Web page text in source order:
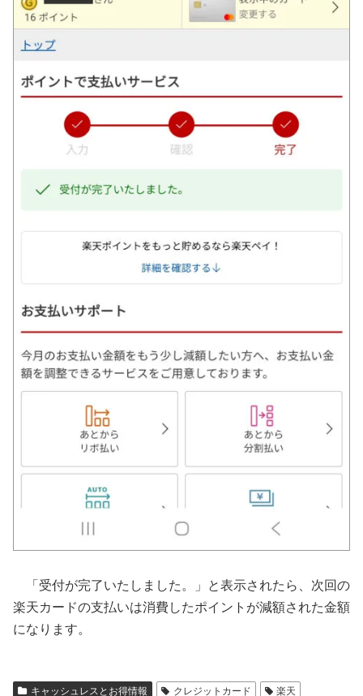
「受付が完了いたしました。」と表示されたら、次回の
楽天カードの支払いは消費したポイントが減額された金額
になります。
キャッシュレスとお得情報 クレジットカード 楽天